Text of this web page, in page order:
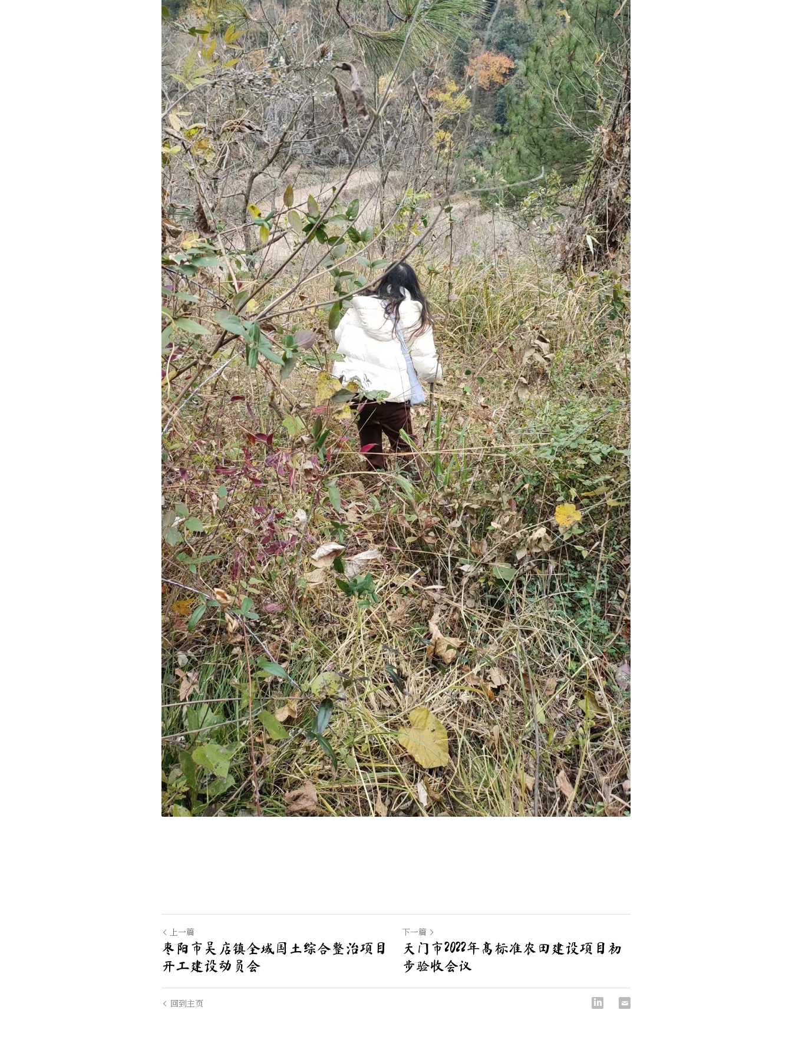
上一篇
枣阳市吴店镇全域国土综合整治项目
开工建设动员会
下一篇
天门市2022年高标准农田建设项目初
步验收会议
回到主页